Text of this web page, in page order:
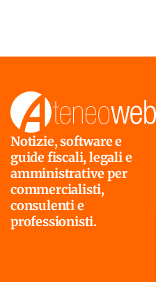
Notizie, software e
guide fiscali, legali e
amministrative per
commercialisti,
consulenti e
professionisti.